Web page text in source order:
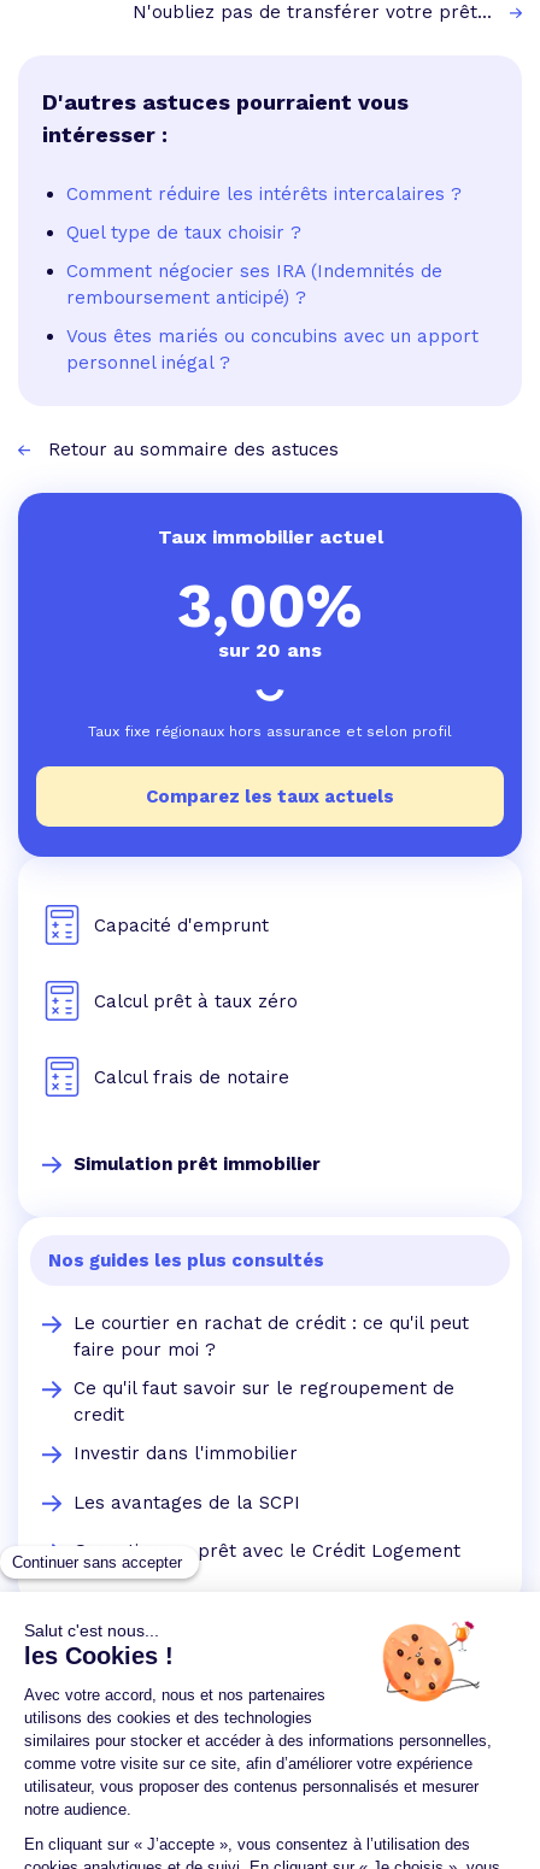
N'oubliez pas de transférer votre prêt...
D'autres astuces pourraient vous
intéresser :
Comment réduire les intérêts intercalaires ?
Quel type de taux choisir ?
Comment négocier ses IRA (Indemnités de
remboursement anticipé) ?
Vous êtes mariés ou concubins avec un apport
personnel inégal ?
Retour au sommaire des astuces
Taux immobilier actuel
3,00%
sur 20 ans
Taux fixe régionaux hors assurance et selon profil
Comparez les taux actuels
Capacité d'emprunt
Calcul prêt à taux zéro
Calcul frais de notaire
Simulation prêt immobilier
Nos guides les plus consultés
Le courtier en rachat de crédit : ce qu'il peut
faire pour moi ?
Ce qu'il faut savoir sur le regroupement de
credit
Investir dans l'immobilier
Les avantages de la SCPI
Garantir mon prêt avec le Crédit Logement
Un crédit vous engage et doit être remboursé.
Vérifiez vos capacités de remboursement avant de
vous engager.
Aucun versement, de quelque nature que ce soit, ne